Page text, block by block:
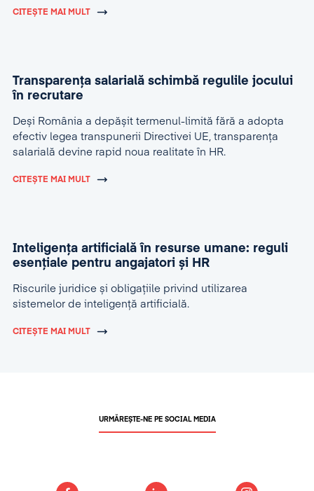
CITEȘTE MAI MULT
Transparența salarială schimbă regulile jocului
în recrutare
Deși România a depășit termenul-limită fără a adopta
efectiv legea transpunerii Directivei UE, transparența
salarială devine rapid noua realitate în HR.
CITEȘTE MAI MULT
Inteligența artificială în resurse umane: reguli
esențiale pentru angajatori și HR
Riscurile juridice și obligațiile privind utilizarea
sistemelor de inteligență artificială.
CITEȘTE MAI MULT
URMĂREȘTE-NE PE SOCIAL MEDIA